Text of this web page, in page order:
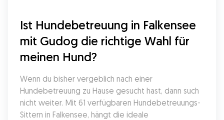
Ist Hundebetreuung in Falkensee
mit Gudog die richtige Wahl für
meinen Hund?
Wenn du bisher vergeblich nach einer
Hundebetreuung zu Hause gesucht hast, dann such
nicht weiter. Mit 61 verfügbaren Hundebetreuungs-
Sittern in Falkensee, hängt die ideale